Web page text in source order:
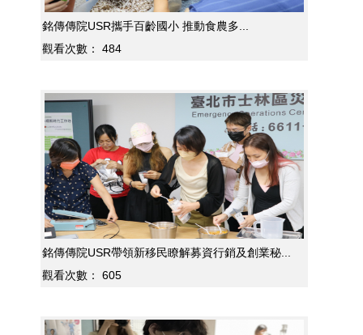
銘傳傳院USR攜手百齡國小 推動食農多...
觀看次數：
484
銘傳傳院USR帶領新移民瞭解募資行銷及創業秘...
觀看次數：
605